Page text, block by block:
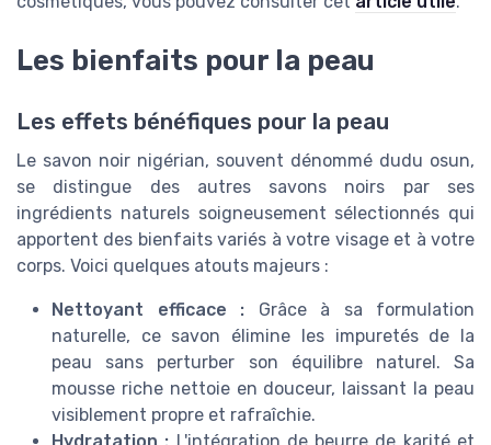
Les bienfaits pour la peau
Les effets bénéfiques pour la peau
Le savon noir nigérian, souvent dénommé dudu osun,
se distingue des autres savons noirs par ses
ingrédients naturels soigneusement sélectionnés qui
apportent des bienfaits variés à votre visage et à votre
corps. Voici quelques atouts majeurs :
Nettoyant efficace : Grâce à sa formulation
naturelle, ce savon élimine les impuretés de la
peau sans perturber son équilibre naturel. Sa
mousse riche nettoie en douceur, laissant la peau
visiblement propre et rafraîchie.